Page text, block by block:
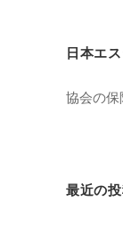
日本エ
協会の保
最近の